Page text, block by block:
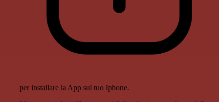
per installare la App sul tuo Iphone.